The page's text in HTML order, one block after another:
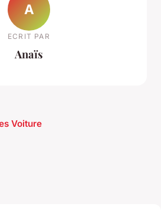
A
ECRIT PAR
Anaïs
Voiture